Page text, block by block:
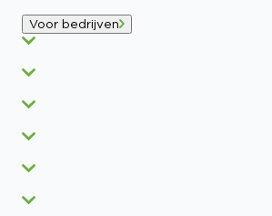
Voor bedrijven